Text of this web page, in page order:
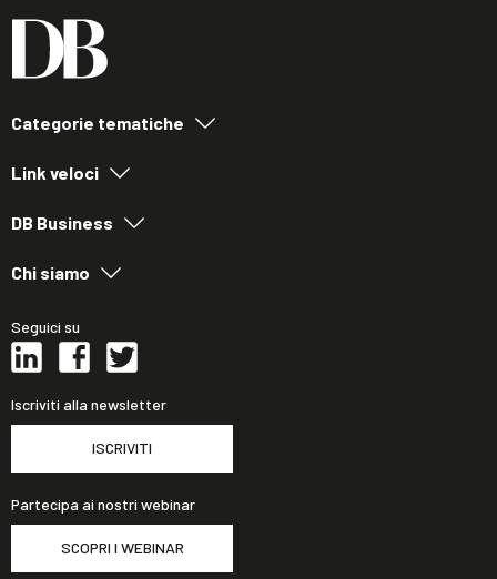
Categorie tematiche
Link veloci
DB Business
Chi siamo
Seguici su
Iscriviti alla newsletter
ISCRIVITI
Partecipa ai nostri webinar
SCOPRI I WEBINAR